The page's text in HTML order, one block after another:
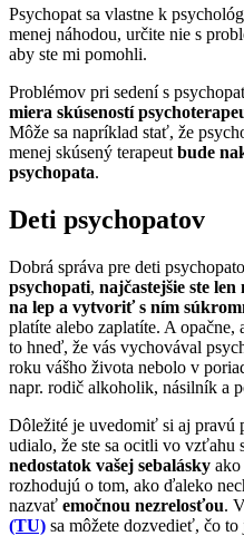
Psychopat sa vlastne k
menej náhodou, určite nie s
aby ste mi pomohli.
Problémov pri sedení s
miera skúseností
Môže sa napríklad stať, že
menej skúsený terapeut bude
psychopata.
Deti psychopatov
Dobrá správa pre deti
psychopati, najčastejšie ste
na lep a vytvoriť s ním
platíte alebo zaplatíte. A opačne,
to hneď, že vás vychovával
roku vášho života nebolo v
napr. rodič alkoholik, násilník a
Dôležité je uvedomiť si aj pravú
udialo, že ste sa ocitli vo vzťahu
nedostatok vašej sebalásky ako
rozhodujú o tom, ako ďaleko
nazvať emočnou nezrelosťou.
(TU) sa môžete dozvedieť, čo